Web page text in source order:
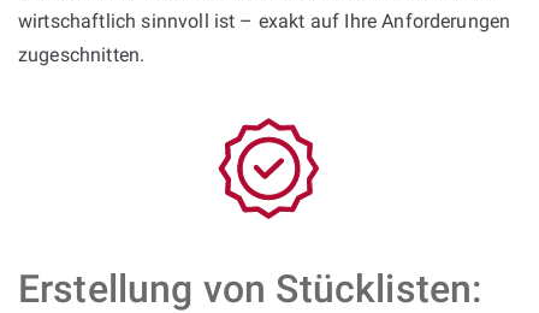
wirtschaftlich sinnvoll ist – exakt auf Ihre Anforderungen
zugeschnitten.
Erstellung von Stücklisten: